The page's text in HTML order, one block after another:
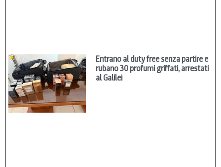
Entrano al duty free senza partire e
rubano 30 profumi griffati, arrestati
al Galilei